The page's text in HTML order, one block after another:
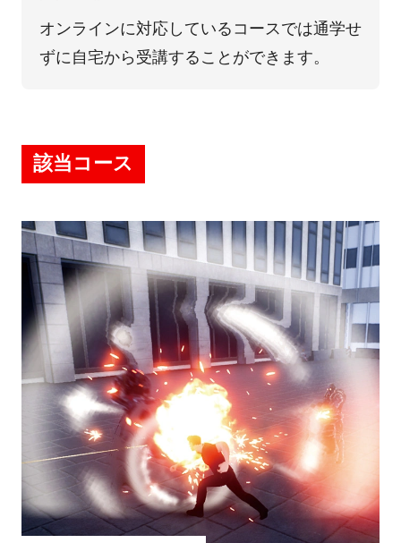
オンラインに対応しているコースでは通学せ
ずに⾃宅から受講することができます。
該当コース